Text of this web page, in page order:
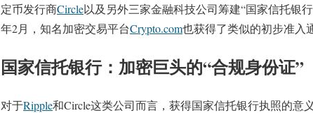
定币发行商Circle以及另外三家金融科技公司筹建“国家信托银
年2月，知名加密交易平台Crypto.com也获得了类似的初步准入
国家信托银行：加密巨头的“合规身份证”
对于Ripple和Circle这类公司而言，获得国家信托银行执照的意